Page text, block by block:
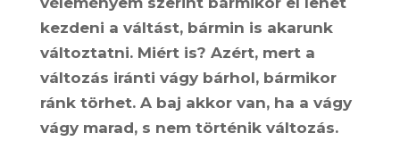
kezdeni a váltást, bármin is akarunk
változtatni. Miért is? Azért, mert a
változás iránti vágy bárhol, bármikor
ránk törhet. A baj akkor van, ha a vágy
vágy marad, s nem történik változás.